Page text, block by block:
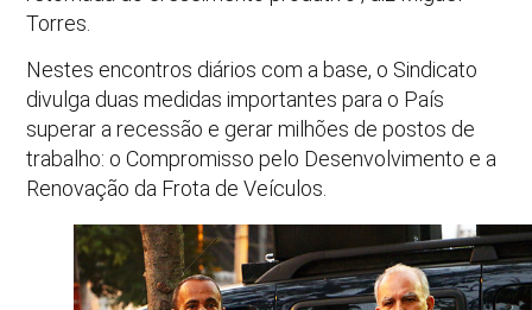
Torres.
Nestes encontros diários com a base, o Sindicato
divulga duas medidas importantes para o País
superar a recessão e gerar milhões de postos de
trabalho: o Compromisso pelo Desenvolvimento e a
Renovação da Frota de Veículos.